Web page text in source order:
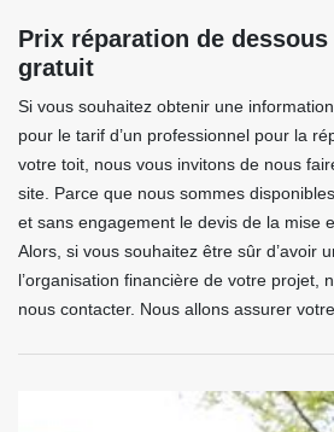
Prix réparation de
gratuit
Si vous souhaitez obtenir une
pour le tarif d’un professionnel pour la
votre toit, nous vous invitons de nous
site. Parce que nous sommes
et sans engagement le devis de la mise
Alors, si vous souhaitez être sûr d’avoir
l’organisation financière de votre projet,
nous contacter. Nous allons assurer